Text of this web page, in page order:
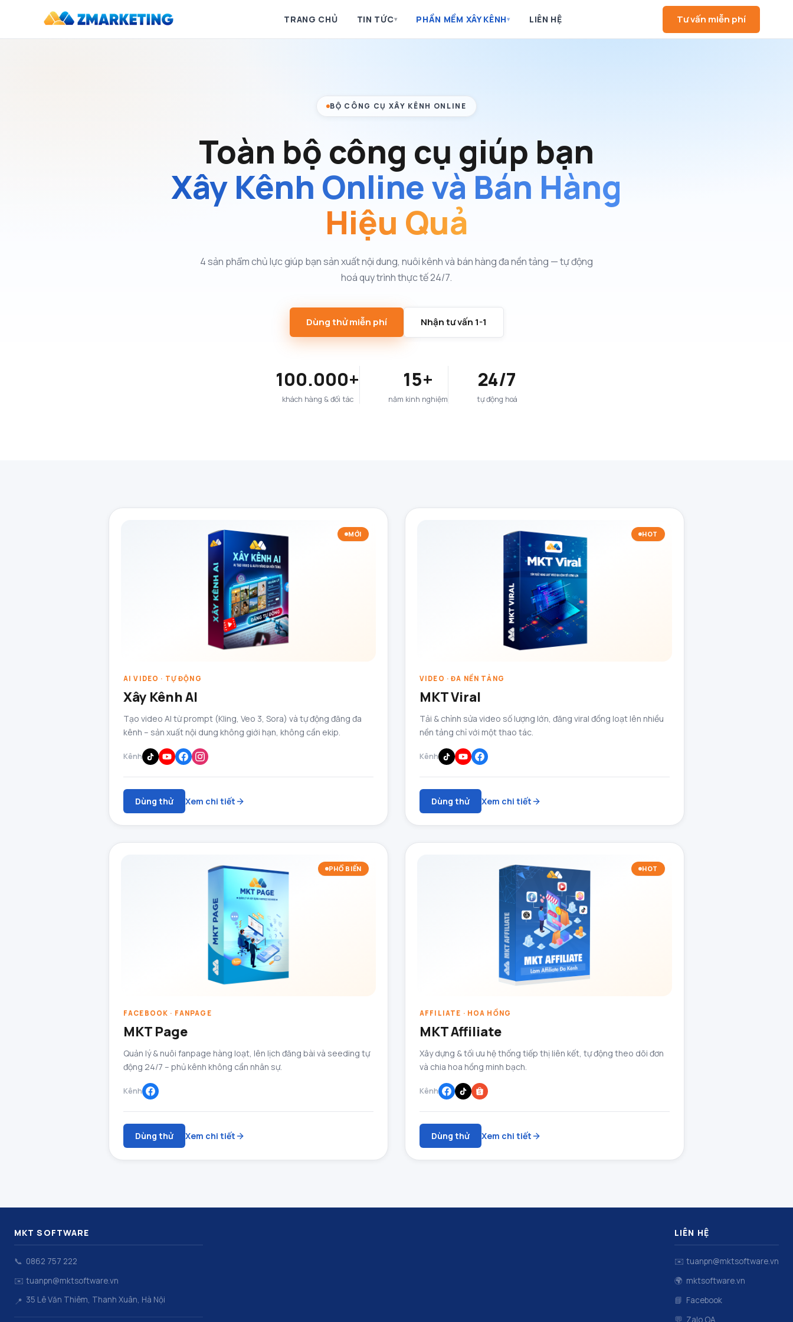
TRANG CHỦ TIN TỨC▾ PHẦN MỀM XÂY KÊNH▾ LIÊN HỆ Tư vấn miễn phí
BỘ CÔNG CỤ XÂY KÊNH ONLINE
Toàn bộ công cụ giúp bạn
Xây Kênh Online và Bán Hàng
Hiệu Quả
4 sản phẩm chủ lực giúp bạn sản xuất nội dung, nuôi kênh và bán hàng đa nền tảng — tự động
hoá quy trình thực tế 24/7.
Dùng thử miễn phí Nhận tư vấn 1-1
100.000+
khách hàng & đối tác
15+
năm kinh nghiệm
24/7
tự động hoá
MỚI
AI VIDEO · TỰ ĐỘNG
Xây Kênh AI
Tạo video AI từ prompt (Kling, Veo 3, Sora) và tự động đăng đa
kênh – sản xuất nội dung không giới hạn, không cần ekip.
Kênh
Dùng thử Xem chi tiết
HOT
VIDEO · ĐA NỀN TẢNG
MKT Viral
Tải & chỉnh sửa video số lượng lớn, đăng viral đồng loạt lên nhiều
nền tảng chỉ với một thao tác.
Kênh
Dùng thử Xem chi tiết
PHỔ BIẾN
FACEBOOK · FANPAGE
MKT Page
Quản lý & nuôi fanpage hàng loạt, lên lịch đăng bài và seeding tự
động 24/7 – phủ kênh không cần nhân sự.
Kênh
Dùng thử Xem chi tiết
HOT
AFFILIATE · HOA HỒNG
MKT Affiliate
Xây dựng & tối ưu hệ thống tiếp thị liên kết, tự động theo dõi đơn
và chia hoa hồng minh bạch.
Kênh
Dùng thử Xem chi tiết
MKT SOFTWARE
📞 0862 757 222
✉️ tuanpn@mktsoftware.vn
📍 35 Lê Văn Thiêm, Thanh Xuân, Hà Nội
LIÊN HỆ
✉️ tuanpn@mktsoftware.vn
🌍 mktsoftware.vn
📘 Facebook
💬 Zalo OA